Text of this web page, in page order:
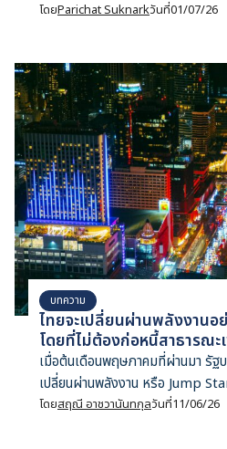
ต้องการขยะ?
โดยParichat Suknarkวันที่01/07/26
บทความ
ไทยจะเปลี่ยนผ่านพลังงานอ
โดยที่ไม่ต้องก่อหนี้สาธารณะ
เมื่อต้นเดือนพฤษภาคมที่ผ่านมา รัฐ
เปลี่ยนผ่านพลังงาน หรือ Jump
200,000 ล้านบาท อย่างไรก็ตาม เงิ
โดยสฤณี อาชวานันทกุลวันที่11/06/26